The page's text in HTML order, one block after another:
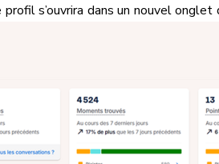
s’ouvrira dans un nouvel onglet